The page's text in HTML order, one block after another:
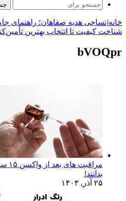
خانه|نساجی هدیه صفاهان؛ راهنمای
شناخت کیفیت تا انتخاب بهترین
bVOQpr
بدانند!
۲۵ آذر, ۱۴۰۳